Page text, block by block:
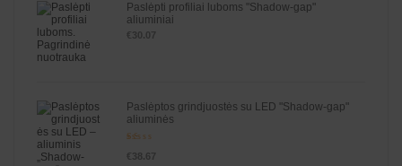
Paslėpti profiliai luboms "Shadow-gap"
aliuminiai
€ 30.07
Paslėptos grindjuostės su LED "Shadow-gap"
aliuminės
rti
€ 38.67